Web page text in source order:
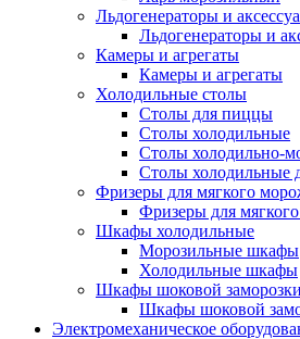
Льдогенераторы и
Льдогенераторы и
Камеры и агрегаты
Камеры и агрегаты
Холодильные столы
Столы для пиццы
Столы холодильные
Столы холодильно-
Столы холодильные
Фризеры для мягкого
Фризеры для
Шкафы холодильные
Mорозильные шкафы
Холодильные шкафы
Шкафы шоковой заморозки
Шкафы шоковой
Электромеханическое